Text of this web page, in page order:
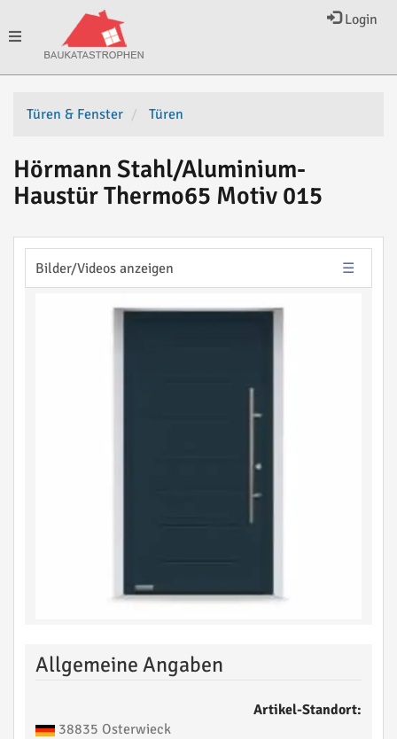
Login
Toggle
navigation
Türen & Fenster Türen
Hörmann Stahl/Aluminium-
Haustür Thermo65 Motiv 015
Bilder/Videos anzeigen
Allgemeine Angaben
Artikel-Standort:
38835 Osterwieck